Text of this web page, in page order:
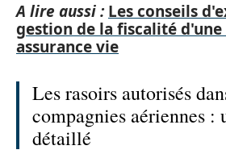
A lire aussi : Les conseils
gestion de la fiscalité d'une
assurance vie
Les rasoirs autorisés
compagnies aériennes :
détaillé